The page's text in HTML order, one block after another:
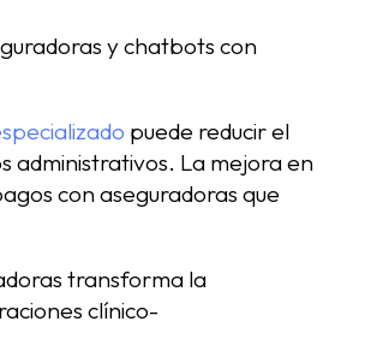
y chatbots con
puede reducir el
administrativos. La mejora en
con aseguradoras que
transforma la
clínico-